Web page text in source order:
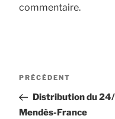
commentaire.
Navigation
l’article
Article
précédent
PRÉCÉDENT
Distribution du
Mendès-France